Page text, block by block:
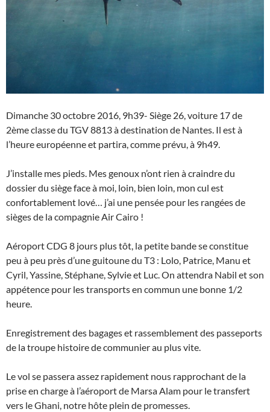
Dimanche 30 octobre 2016, 9h39- Siège 26, voiture 17 de
2ème classe du TGV 8813 à destination de Nantes. Il est à
l’heure européenne et partira, comme prévu, à 9h49.
J’installe mes pieds. Mes genoux n’ont rien à craindre du
dossier du siège face à moi, loin, bien loin, mon cul est
confortablement lové… j’ai une pensée pour les rangées de
sièges de la compagnie Air Cairo !
Aéroport CDG 8 jours plus tôt, la petite bande se constitue
peu à peu près d’une guitoune du T3 : Lolo, Patrice, Manu et
Cyril, Yassine, Stéphane, Sylvie et Luc. On attendra Nabil et son
appétence pour les transports en commun une bonne 1/2
heure.
Enregistrement des bagages et rassemblement des passeports
de la troupe histoire de communier au plus vite.
Le vol se passera assez rapidement nous rapprochant de la
prise en charge à l’aéroport de Marsa Alam pour le transfert
vers le Ghani, notre hôte plein de promesses.